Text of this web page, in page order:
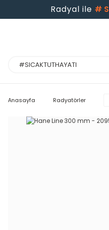
Radyal ile#
Anasayfa Radyatörler